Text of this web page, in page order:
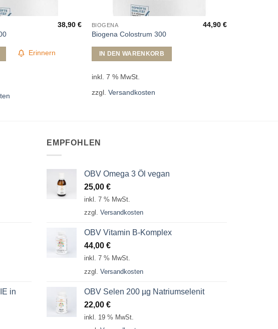
38,90€
Erinnern
BIOGENA
Biogena Colostrum 300
44,90€
IN DEN WARENKORB
inkl. 7 % MwSt.
zzgl. Versandkosten
in
EMPFOHLEN
OBV Omega 3 Öl vegan
25,00 €
inkl. 7 % MwSt.
zzgl. Versandkosten
OBV Vitamin B-Komplex
44,00 €
inkl. 7 % MwSt.
zzgl. Versandkosten
OBV Selen 200 µg Natriumselenit
22,00 €
inkl. 19 % MwSt.